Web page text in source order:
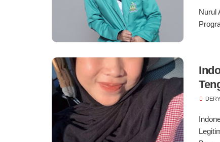
Nurul